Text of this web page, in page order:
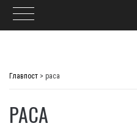
Главпост > раса
РАСА